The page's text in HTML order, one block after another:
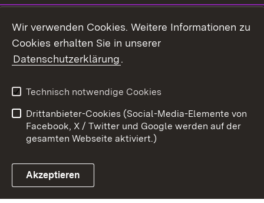
Link zum Landesportal
Kontakt
Barrierefreiheit
Impressum
Cookies
Wir verwenden Cookies. Weitere Informationen zu
Cookies erhalten Sie in unserer
Datenschutzerklärung.
Technisch notwendige Cookies
Drittanbieter-Cookies (Social-Media-Elemente von
Facebook, X / Twitter und Google werden auf der
gesamten Webseite aktiviert.)
Akzeptieren